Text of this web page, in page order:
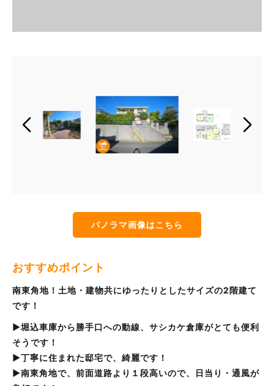
パノラマ画像はこちら
おすすめポイント
南東角地！土地・建物共にゆったりとしたサイズの2階建て
です！
▶堀込車庫から勝手口への動線、サシカケ倉庫がとても便利
そうです！
▶丁寧に住まれた邸宅で、綺麗です！
▶南東角地で、前面道路より１段高いので、日当り・通風が